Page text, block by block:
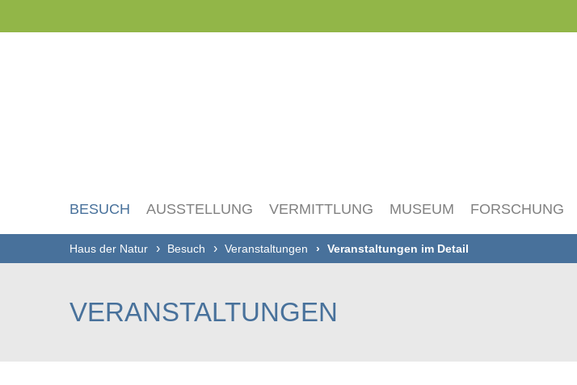
BESUCH AUSSTELLUNG VERMITTLUNG MUSEUM FORSCHUNG
Haus der Natur Besuch Veranstaltungen Veranstaltungen im Detail
VERANSTALTUNGEN